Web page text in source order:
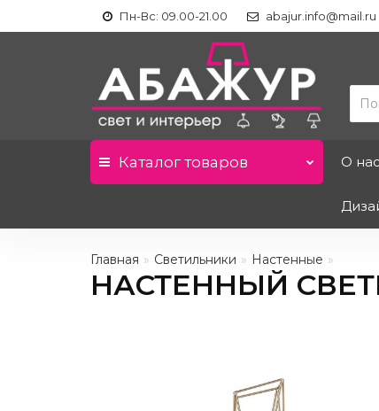
Пн-Вс: 09.00-21.00 abajur.info@mail.ru
Каталогтоваров О нас
Главная Светильники Настенные
НАСТЕННЫЙ